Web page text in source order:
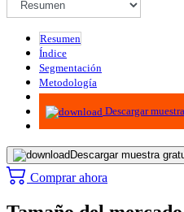
Resumen
Índice
Segmentación
Metodología
Infografías
Descargar
Descargar muestra
Comprar ahora